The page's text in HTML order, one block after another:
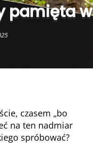
pamięta
czasem „bo
na ten nadmiar
spróbować?